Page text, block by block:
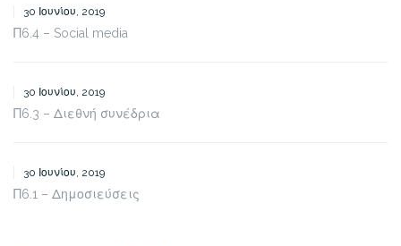
30 Ιουνίου, 2019
Π6.4 – Social media
30 Ιουνίου, 2019
Π6.3 – Διεθνή συνέδρια
30 Ιουνίου, 2019
Π6.1 – Δημοσιεύσεις